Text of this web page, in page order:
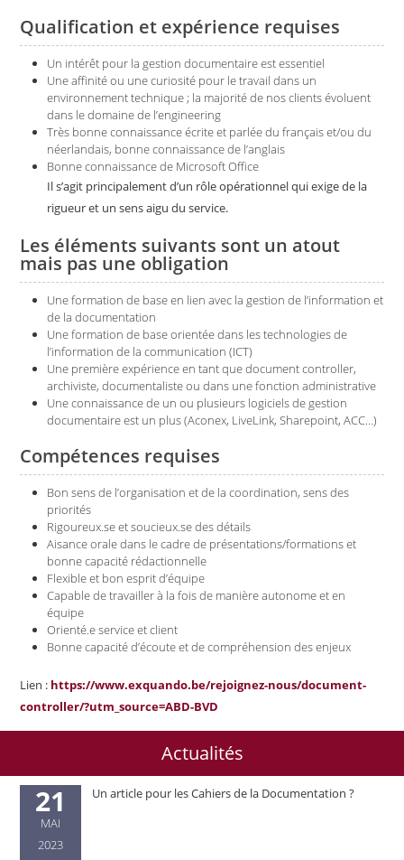
Qualification et expérience requises
Un intérêt pour la gestion documentaire est essentiel
Une affinité ou une curiosité pour le travail dans un
environnement technique ; la majorité de nos clients évoluent
dans le domaine de l’engineering
Très bonne connaissance écrite et parlée du français et/ou du
néerlandais, bonne connaissance de l’anglais
Bonne connaissance de Microsoft Office
Il s’agit principalement d’un rôle opérationnel qui exige de la
rigueur et un sens aigu du service.
Les éléments suivants sont un atout
mais pas une obligation
Une formation de base en lien avec la gestion de l’information et
de la documentation
Une formation de base orientée dans les technologies de
l’information de la communication (ICT)
Une première expérience en tant que document controller,
archiviste, documentaliste ou dans une fonction administrative
Une connaissance de un ou plusieurs logiciels de gestion
documentaire est un plus (Aconex, LiveLink, Sharepoint, ACC…)
Compétences requises
Bon sens de l’organisation et de la coordination, sens des
priorités
Rigoureux.se et soucieux.se des détails
Aisance orale dans le cadre de présentations/formations et
bonne capacité rédactionnelle
Flexible et bon esprit d’équipe
Capable de travailler à la fois de manière autonome et en
équipe
Orienté.e service et client
Bonne capacité d’écoute et de compréhension des enjeux
Lien : https://www.exquando.be/rejoignez-nous/document-
controller/?utm_source=ABD-BVD
Actualités
21
MAI
2023
Un article pour les Cahiers de la Documentation ?